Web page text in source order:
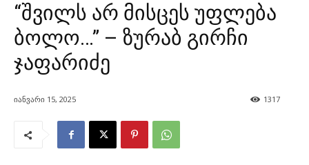
“შვილს არ მისცეს უფლება
ბოლო…” – ზურაბ გირჩი
ჯაფარიძე
იანვარი 15, 2025 1317